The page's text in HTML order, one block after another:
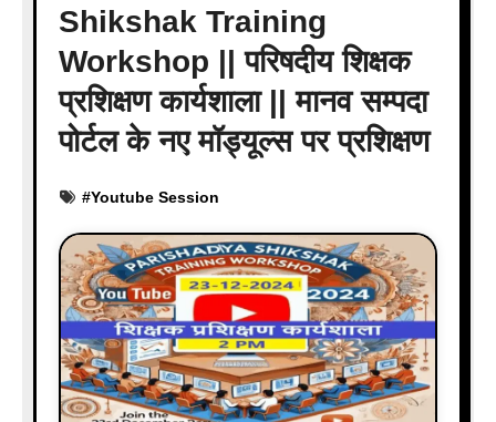
Shikshak Training
Workshop || परिषदीय शिक्षक
प्रशिक्षण कार्यशाला || मानव सम्पदा
पोर्टल के नए मॉड्यूल्स पर प्रशिक्षण
#Youtube Session